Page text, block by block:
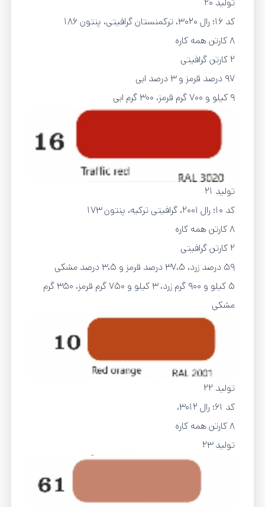
تولید 20
کد 16؛ رال ۳۰۲۰، ترکمنستان گرافیتی، پنتون 186
8 کارتن همه کاره
2 کارتن گرافیتی
97 درصد قرمز و 3 درصد ابی
9 کیلو و 700 گرم قرمز، 300 گرم ابی
تولید 21
کد 10؛ رال ۲۰۰۱، گرافیتی ترکیه، پنتون 173
8 کارتن همه کاره
2 کارتن گرافیتی
59 درصد زرد، 37،5 درصد قرمز و 3،5 درصد مشکی
5 کیلو و 900 گرم زرد، 3 کیلو و 750 گرم قرمز، 350 گرم
مشکی
تولید 22
کد 61؛ رال 3012،
8 کارتن همه کاره
تولید 23